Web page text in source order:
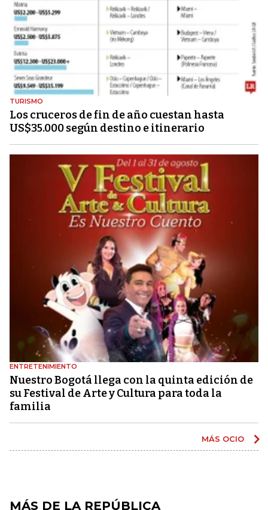
TURISMO
Los cruceros de fin de año cuestan hasta
US$35.000 según destino e itinerario
ENTRETENIMIENTO
Nuestro Bogotá llega con la quinta edición de
su Festival de Arte y Cultura para toda la
familia
MÁS OCIO
MÁS DE LA REPÚBLICA